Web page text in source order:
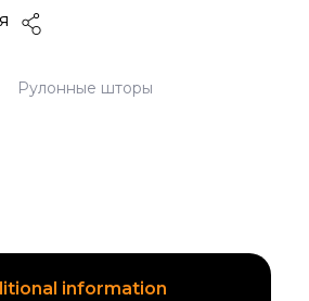
Рулонные шторы
information